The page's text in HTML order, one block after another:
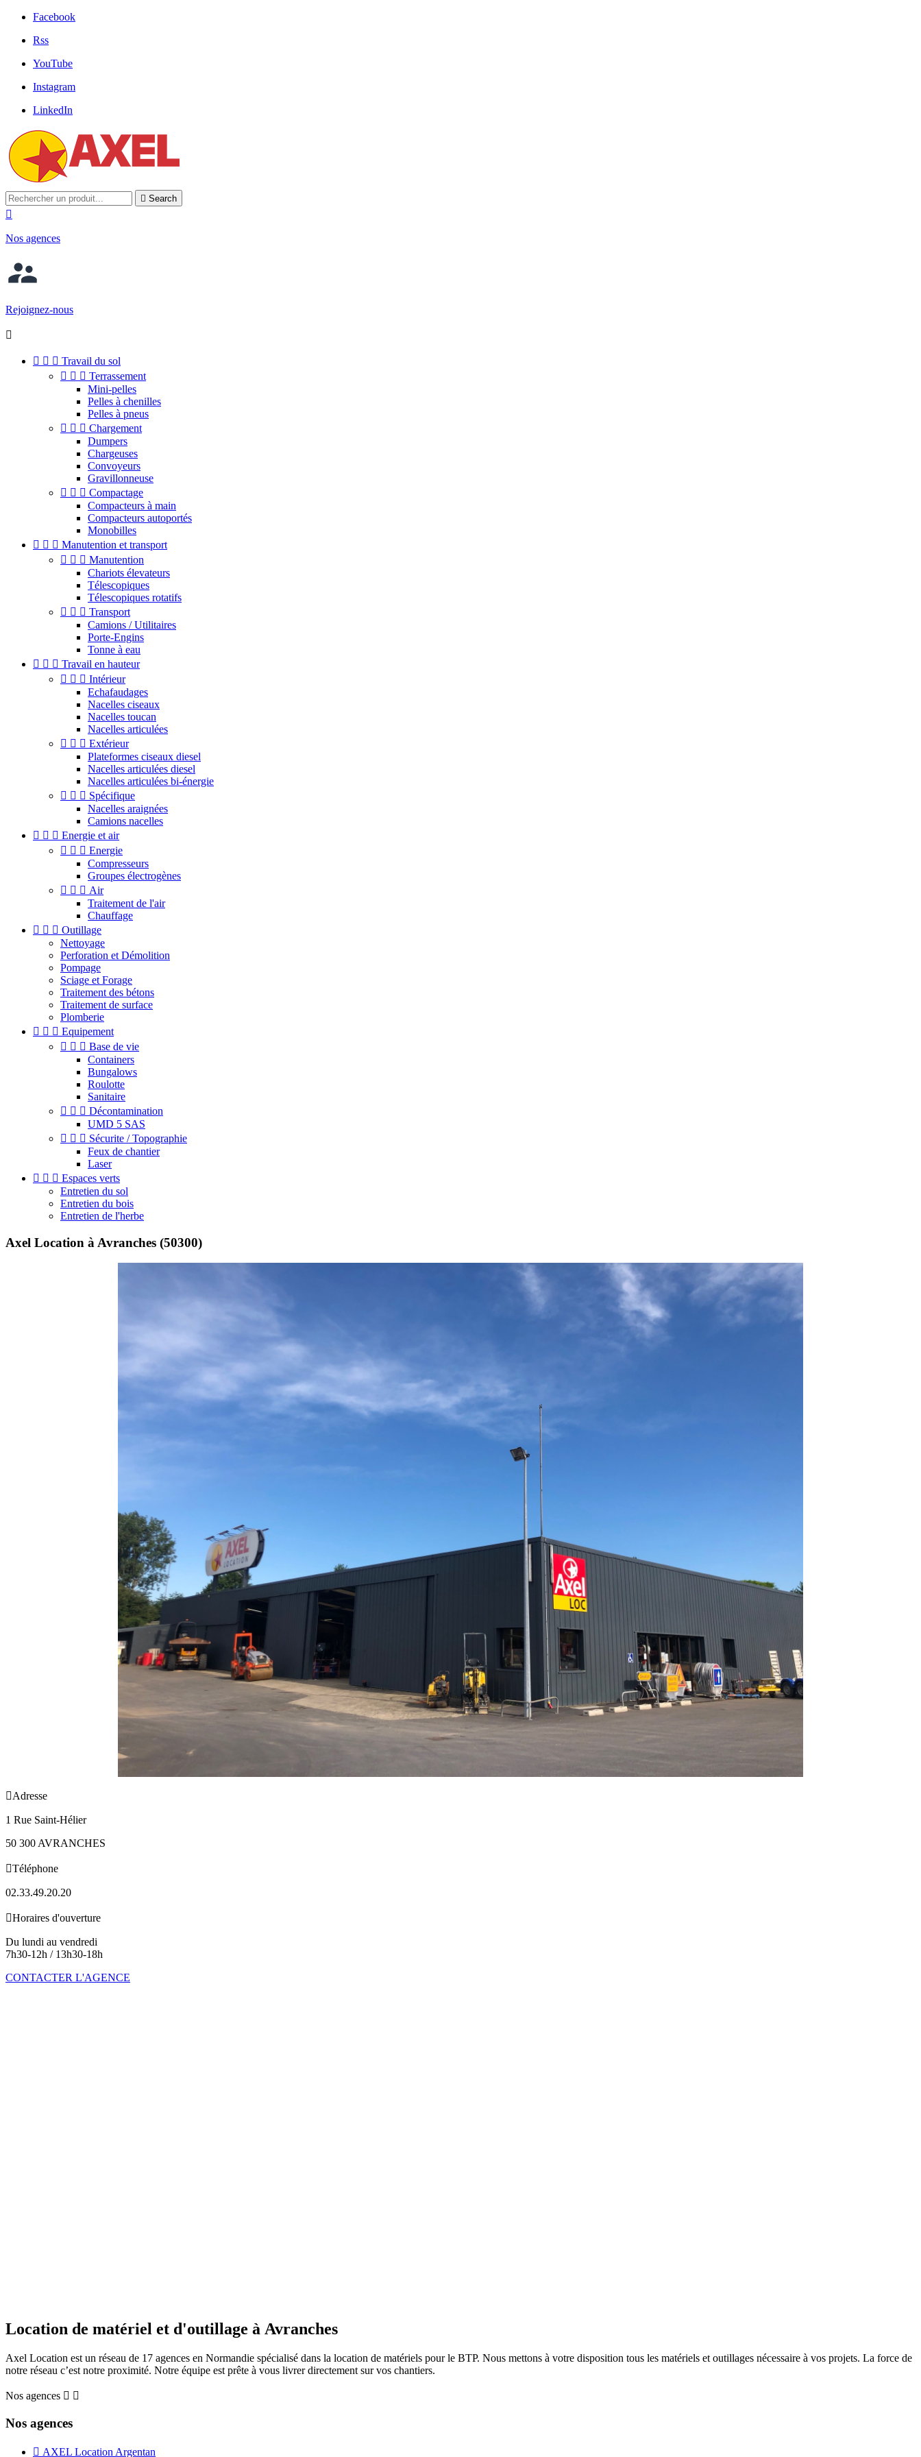
Facebook
Rss
YouTube
Instagram
LinkedIn
 Search

Nos agences
Rejoignez-nous

   Travail du sol
   Terrassement
Mini-pelles
Pelles à chenilles
Pelles à pneus
   Chargement
Dumpers
Chargeuses
Convoyeurs
Gravillonneuse
   Compactage
Compacteurs à main
Compacteurs autoportés
Monobilles
   Manutention et transport
   Manutention
Chariots élevateurs
Télescopiques
Télescopiques rotatifs
   Transport
Camions / Utilitaires
Porte-Engins
Tonne à eau
   Travail en hauteur
   Intérieur
Echafaudages
Nacelles ciseaux
Nacelles toucan
Nacelles articulées
   Extérieur
Plateformes ciseaux diesel
Nacelles articulées diesel
Nacelles articulées bi-énergie
   Spécifique
Nacelles araignées
Camions nacelles
   Energie et air
   Energie
Compresseurs
Groupes électrogènes
   Air
Traitement de l'air
Chauffage
   Outillage
Nettoyage
Perforation et Démolition
Pompage
Sciage et Forage
Traitement des bétons
Traitement de surface
Plomberie
   Equipement
   Base de vie
Containers
Bungalows
Roulotte
Sanitaire
   Décontamination
UMD 5 SAS
   Sécurite / Topographie
Feux de chantier
Laser
   Espaces verts
Entretien du sol
Entretien du bois
Entretien de l'herbe
Axel Location à Avranches (50300)
Adresse
1 Rue Saint-Hélier
50 300 AVRANCHES
Téléphone
02.33.49.20.20
Horaires d'ouverture
Du lundi au vendredi
7h30-12h / 13h30-18h
CONTACTER L'AGENCE
Location de matériel et d'outillage à Avranches
Axel Location est un réseau de 17 agences en Normandie spécialisé dans la location de matériels pour le BTP. Nous mettons à votre disposition tous les matériels et outillages nécessaire à vos projets. La force de
notre réseau c’est notre proximité. Notre équipe est prête à vous livrer directement sur vos chantiers.
Nos agences  
Nos agences
 AXEL Location Argentan